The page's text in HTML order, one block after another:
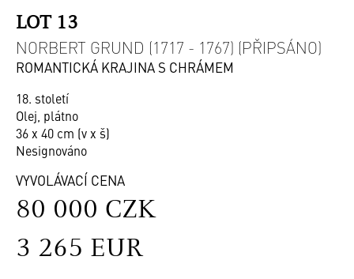
LOT 13
NORBERT GRUND (1717 - 1767) (PŘIPSÁNO)
ROMANTICKÁ KRAJINA S CHRÁMEM
18. století
Olej, plátno
36 x 40 cm (v x š)
Nesignováno
VYVOLÁVACÍ CENA
80 000 CZK
3 265 EUR